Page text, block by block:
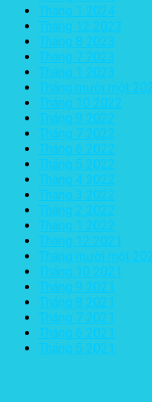
Tháng 1 2024
Tháng 12 2023
Tháng 8 2023
Tháng 7 2023
Tháng 1 2023
Tháng mười một
Tháng 10 2022
Tháng 9 2022
Tháng 7 2022
Tháng 6 2022
Tháng 5 2022
Tháng 4 2022
Tháng 3 2022
Tháng 2 2022
Tháng 1 2022
Tháng 12 2021
Tháng mười một
Tháng 10 2021
Tháng 9 2021
Tháng 8 2021
Tháng 7 2021
Tháng 6 2021
Tháng 5 2021